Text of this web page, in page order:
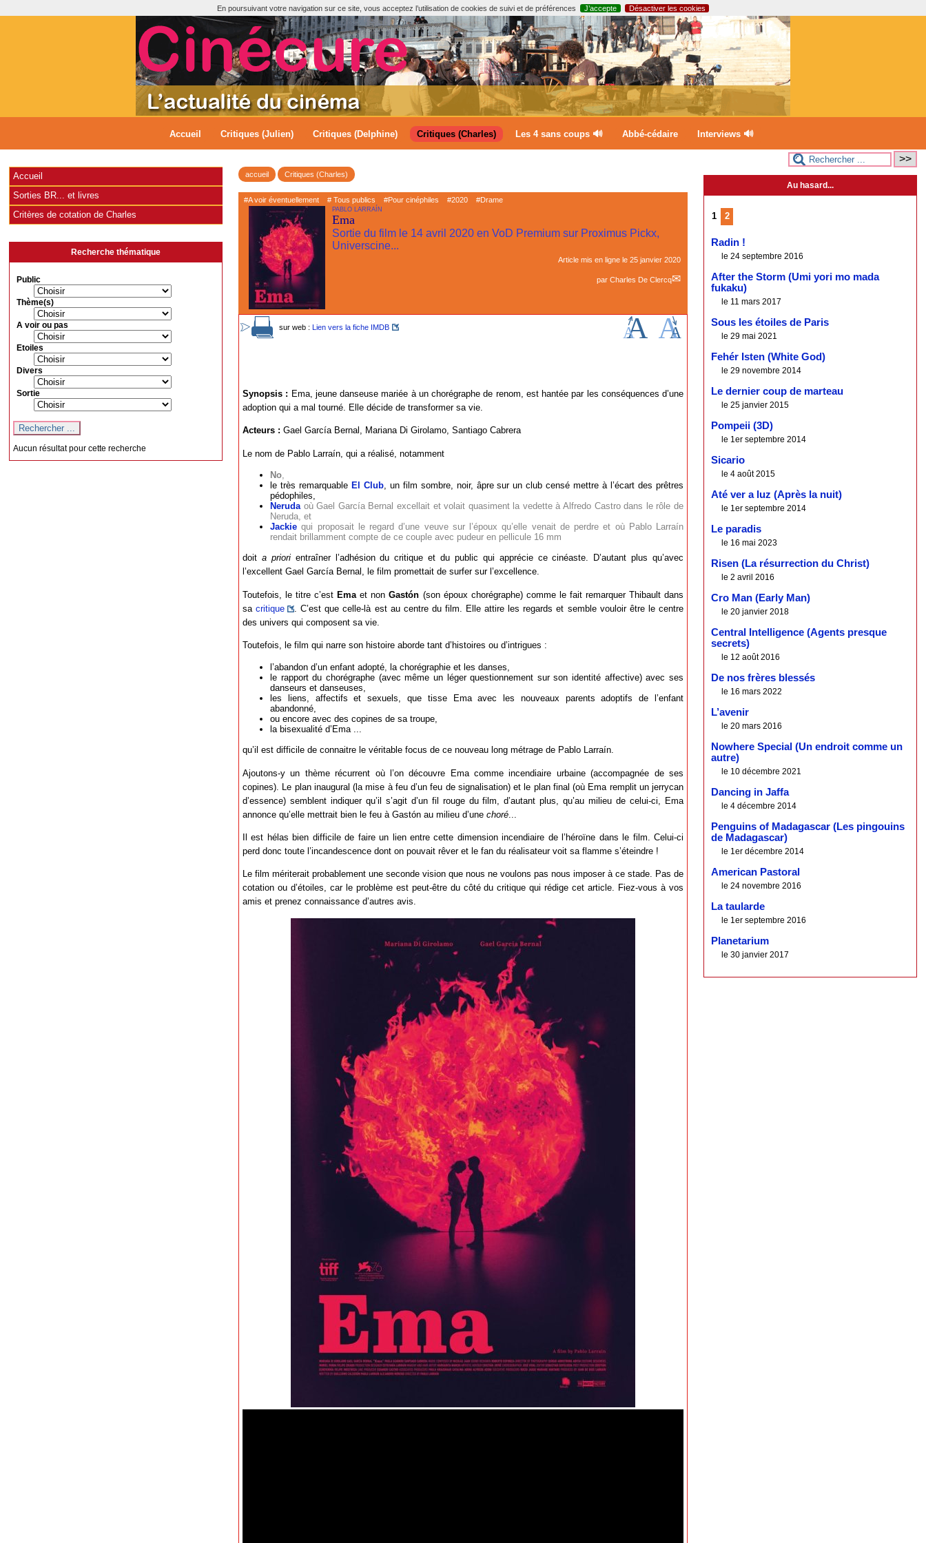
En poursuivant votre navigation sur ce site, vous acceptez l’utilisation de cookies de suivi et de préférences J’accepte Désactiver les cookies
Accueil Critiques (Julien) Critiques (Delphine) Critiques (Charles) Les 4 sans coups 🔊 Abbé-cédaire Interviews 🔊
accueil Critiques (Charles)
#A voir éventuellement # Tous publics #Pour cinéphiles #2020 #Drame
PABLO LARRAÍN
Ema
Sortie du film le 14 avril 2020 en VoD Premium sur Proximus Pickx,
Universcine...
Article mis en ligne le 25 janvier 2020
par Charles De Clercq
sur web : Lien vers la fiche IMDB
Synopsis : Ema, jeune danseuse mariée à un chorégraphe de renom, est hantée par les conséquences d’une
adoption qui a mal tourné. Elle décide de transformer sa vie.
Acteurs : Gael García Bernal, Mariana Di Girolamo, Santiago Cabrera
Le nom de Pablo Larraín, qui a réalisé, notamment
No
le très remarquable El Club, un film sombre, noir, âpre sur un club censé mettre à l’écart des prêtres
pédophiles,
Neruda où Gael García Bernal excellait et volait quasiment la vedette à Alfredo Castro dans le rôle de
Neruda, et
Jackie qui proposait le regard d’une veuve sur l’époux qu’elle venait de perdre et où Pablo Larraín
rendait brillamment compte de ce couple avec pudeur en pellicule 16 mm
doit a priorientraîner l’adhésion du critique et du public qui apprécie ce cinéaste. D’autant plus qu’avec
l’excellent Gael García Bernal, le film promettait de surfer sur l’excellence.
Toutefois, le titre c’est Ema et nonGastón (son époux chorégraphe) comme le fait remarquer Thibault dans
sacritique
. C’est que celle-là est au centre du film. Elle attire les regards et semble vouloir être le centre
des univers qui composent sa vie.
Toutefois, le film qui narre son histoire aborde tant d’histoires ou d’intrigues :
l’abandon d’un enfant adopté, la chorégraphie et les danses,
le rapport du chorégraphe (avec même un léger questionnement sur son identité affective) avec ses
danseurs et danseuses,
les liens, affectifs et sexuels, que tisse Ema avec les nouveaux parents adoptifs de l’enfant
abandonné,
ou encore avec des copines de sa troupe,
la bisexualité d’Ema ...
qu’il est difficile de connaitre le véritable focus de ce nouveau long métrage de Pablo Larraín.
Ajoutons-y un thème récurrent où l’on découvre Ema comme incendiaire urbaine (accompagnée de ses
copines). Le plan inaugural (la mise à feu d’un feu de signalisation) et le plan final (où Ema remplit un jerrycan
d’essence) semblent indiquer qu’il s’agit d’un fil rouge du film, d’autant plus, qu’au milieu de celui-ci, Ema
annonce qu’elle mettrait bien le feu à Gastón au milieu d’une choré
Il est hélas bien difficile de faire un lien entre cette dimension incendiaire de l’héroïne dans le film. Celui-ci
perd donc toute l’incandescence dont on pouvait rêver et le fan du réalisateur voit sa flamme s’éteindre !
Le film mériterait probablement une seconde vision que nous ne voulons pas nous imposer à ce stade. Pas de
cotation ou d’étoiles, car le problème est peut-être du côté du critique qui rédige cet article. Fiez-vous à vos
amis et prenez connaissance d’autres avis.
Accueil
Sorties BR... et livres
Critères de cotation de Charles
Recherche thématique
Public
Thème(s)
A voir ou pas
Etoiles
Divers
Sortie
Aucun résultat pour cette recherche
Au hasard...
1 2
Radin !
le 24 septembre 2016
After the Storm (Umi yori mo mada
fukaku)
le 11 mars 2017
Sous les étoiles de Paris
le 29 mai 2021
Fehér Isten (White God)
le 29 novembre 2014
Le dernier coup de marteau
le 25 janvier 2015
Pompeii (3D)
le 1er septembre 2014
Sicario
le 4 août 2015
Até ver a luz (Après la nuit)
le 1er septembre 2014
Le paradis
le 16 mai 2023
Risen (La résurrection du Christ)
le 2 avril 2016
Cro Man (Early Man)
le 20 janvier 2018
Central Intelligence (Agents presque
secrets)
le 12 août 2016
De nos frères blessés
le 16 mars 2022
L’avenir
le 20 mars 2016
Nowhere Special (Un endroit comme un
autre)
le 10 décembre 2021
Dancing in Jaffa
le 4 décembre 2014
Penguins of Madagascar (Les pingouins
de Madagascar)
le 1er décembre 2014
American Pastoral
le 24 novembre 2016
La taularde
le 1er septembre 2016
Planetarium
le 30 janvier 2017